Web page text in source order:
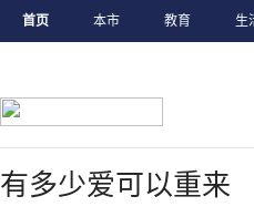
首页 本市 教育 生
有多少爱可以重来